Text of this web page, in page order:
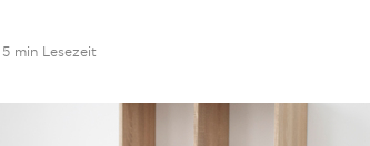
5 min Lesezeit